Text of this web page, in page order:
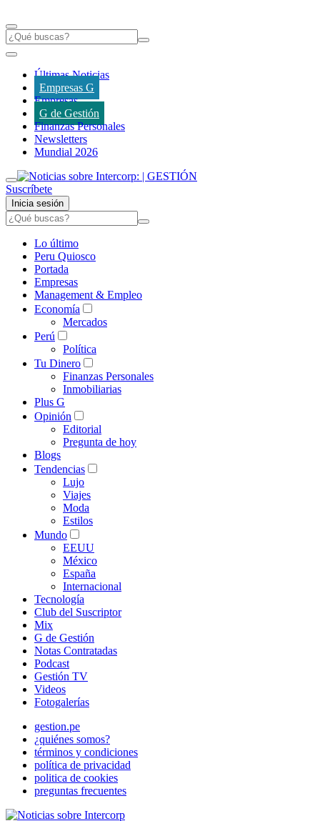
Últimas Noticias
Empresas G
Empresas
G de Gestión
Finanzas Personales
Newsletters
Mundial 2026
Suscríbete
Inicia sesión
Lo último
Peru Quiosco
Portada
Empresas
Management & Empleo
Economía
Mercados
Perú
Política
Tu Dinero
Finanzas Personales
Inmobiliarias
Plus G
Opinión
Editorial
Pregunta de hoy
Blogs
Tendencias
Lujo
Viajes
Moda
Estilos
Mundo
EEUU
México
España
Internacional
Tecnología
Club del Suscriptor
Mix
G de Gestión
Notas Contratadas
Podcast
Gestión TV
Videos
Fotogalerías
gestion.pe
¿quiénes somos?
términos y condiciones
política de privacidad
politica de cookies
preguntas frecuentes